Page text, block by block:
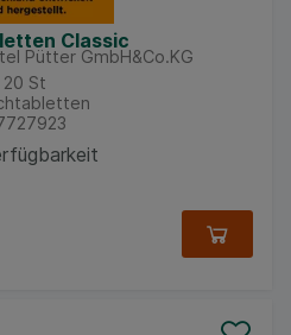
Classic
Pütter GmbH&Co.KG
20 St